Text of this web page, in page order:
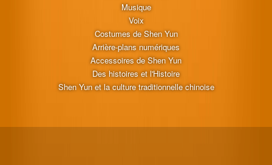
Musique
Voix
Costumes de Shen Yun
Arrière-plans numériques
Accessoires de Shen Yun
Des histoires et l'Histoire
Shen Yun et la culture traditionnelle chinoise